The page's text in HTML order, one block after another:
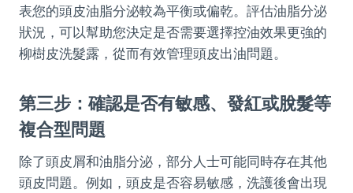
表您的頭皮油脂分泌較為平衡或偏乾。評估油脂分泌
狀況，可以幫助您決定是否需要選擇控油效果更強的
柳樹皮洗髮露，從而有效管理頭皮出油問題。
第三步：確認是否有敏感、發紅或脫髮等
複合型問題
除了頭皮屑和油脂分泌，部分人士可能同時存在其他
頭皮問題。例如，頭皮是否容易敏感，洗護後會出現